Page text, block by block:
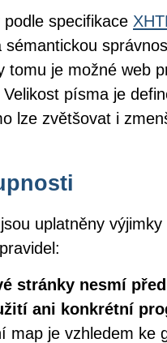
specifikace
tomu je možné web
písma je
lze zvětšovat i
uplatněny
stránky nesmí
ani konkrétní
map je vzhledem ke